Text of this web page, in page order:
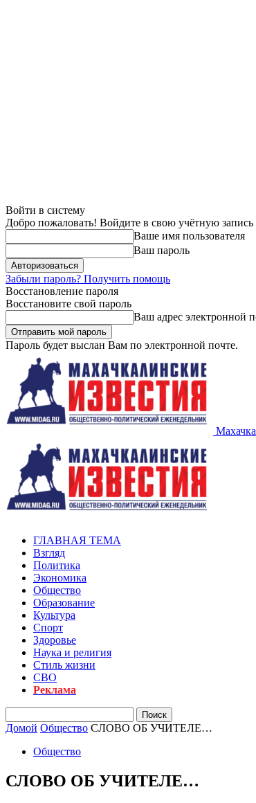
Войти в систему
Добро пожаловать! Войдите в свою учётную запись
Ваше имя пользователя
Ваш пароль
Забыли пароль? Получить помощь
Восстановление пароля
Восстановите свой пароль
Ваш адрес электронной
Пароль будет выслан Вам по электронной почте.
ГЛАВНАЯ ТЕМА
Взгляд
Политика
Экономика
Общество
Образование
Культура
Спорт
Здоровье
Наука и религия
Стиль жизни
СВО
Реклама
Домой Общество СЛОВО ОБ УЧИТЕЛЕ…
Общество
СЛОВО ОБ УЧИТЕЛЕ…